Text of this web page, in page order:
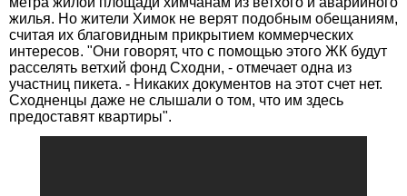
жилья. Но жители Химок не верят подобным обещаниям,
считая их благовидным прикрытием коммерческих
интересов. "Они говорят, что с помощью этого ЖК будут
расселять ветхий фонд Сходни, - отмечает одна из
участниц пикета. - Никаких документов на этот счет нет.
Сходненцы даже не слышали о том, что им здесь
предоставят квартиры".